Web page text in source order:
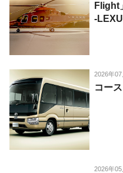
Flight
-
2026年07
コー
2026年05